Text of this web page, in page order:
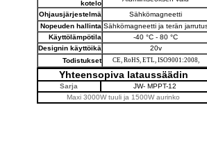
kotelo
Ohjausjärjestelmä
Sähkömagneetti
Nopeuden hallinta Sähkömagneetti ja terän
Käyttölämpötila
-40 °C - 80 °C
Designin käyttöikä
20v
Todistukset
CE, RoHS, ETL, ISO9001:2008,
Yhteensopiva lataussäädin
Sarja
JW- MPPT-12
Maxi 3000W tuuli ja 1500W aurinko